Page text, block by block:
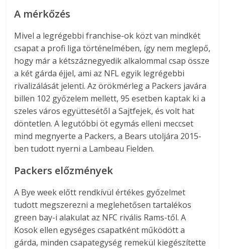
A mérkőzés
Mivel a legrégebbi franchise-ok közt van mindkét
csapat a profi liga történelmében, így nem meglepő,
hogy már a kétszáznegyedik alkalommal csap össze
a két gárda éjjel, ami az NFL egyik legrégebbi
rivalizálását jelenti. Az örökmérleg a Packers javára
billen 102 győzelem mellett, 95 esetben kaptak ki a
szeles város együttesétől a Sajtfejek, és volt hat
döntetlen. A legutóbbi öt egymás elleni meccset
mind megnyerte a Packers, a Bears utoljára 2015-
ben tudott nyerni a Lambeau Fielden.
Packers előzmények
A Bye week előtt rendkívül értékes győzelmet
tudott megszerezni a meglehetősen tartalékos
green bay-i alakulat az NFC rivális Rams-től. A
Kosok ellen egységes csapatként működött a
gárda, minden csapategység remekül kiegészítette